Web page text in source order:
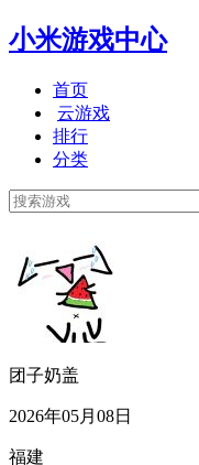
小米游戏中心
首页
云游戏
排行
分类
团子奶盖
2026年05月08日
福建